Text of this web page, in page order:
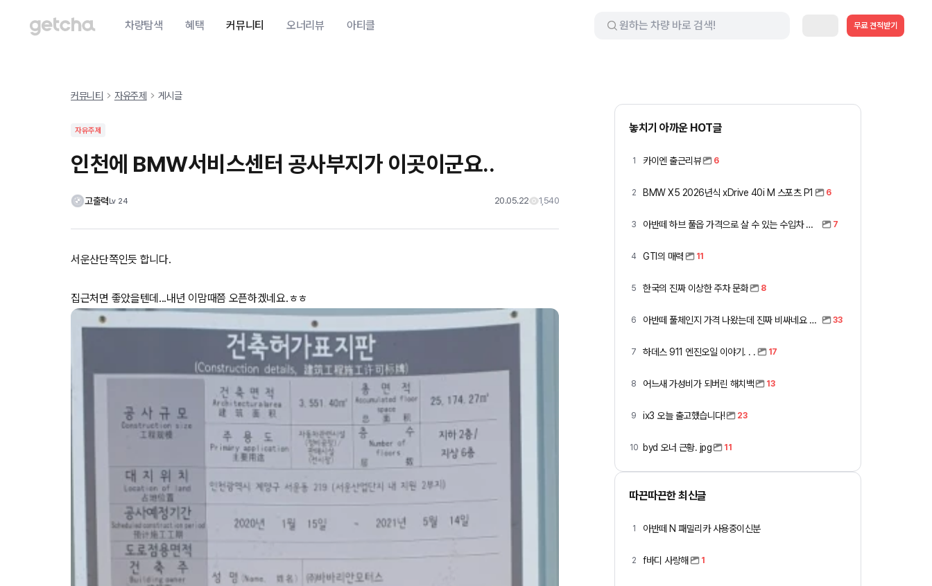
차량탐색 혜택 커뮤니티 오너리뷰 아티클 무료 견적받기
커뮤니티 자유주제 게시글
자유주제
인천에 BMW서비스센터 공사부지가 이곳이군요..
고출력Lv 24 20.05.22 1,540
서운산단쪽인듯 합니다.
집근처면 좋았을텐데...내년 이맘때쯤 오픈하겠네요.ㅎㅎ
놓치기 아까운 HOT글
1 카이엔 출근리뷰 6
2 BMW X5 2026년식 xDrive 40i M 스포츠 P1 6
3 아반떼 하브 풀옵 가격으로 살 수 있는 수입차 모아봤습니다 (중고 포함) 7
4 GTI의 매력 11
5 한국의 진짜 이상한 주차 문화 8
6 아반떼 풀체인지 가격 나왔는데 진짜 비싸네요 ㅎㅎ 33
7 하데스 911 엔진오일 이야기. . . 17
8 어느새 가성비가 되버린 해치백 13
9 ix3 오늘 출고했습니다! 23
10 byd 오너 근황. jpg 11
따끈따끈한 최신글
1 아반떼 N 패밀리카 사용중이신분
2 f바디 사랑해 1